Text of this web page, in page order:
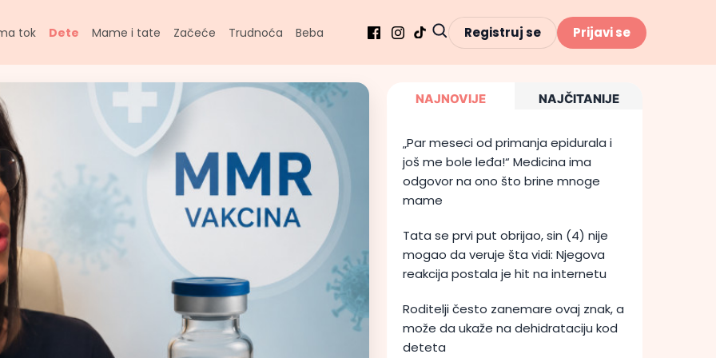
tok Dete Mame i tate Začeće Trudnoća Beba Registruj se Prijavi se
NAJNOVIJE NAJČITANIJE
„Par meseci od primanja epidurala i
još me bole leđa!“ Medicina ima
odgovor na ono što brine mnoge
mame
Tata se prvi put obrijao, sin (4) nije
mogao da veruje šta vidi: Njegova
reakcija postala je hit na internetu
Roditelji često zanemare ovaj znak, a
može da ukaže na dehidrataciju kod
deteta